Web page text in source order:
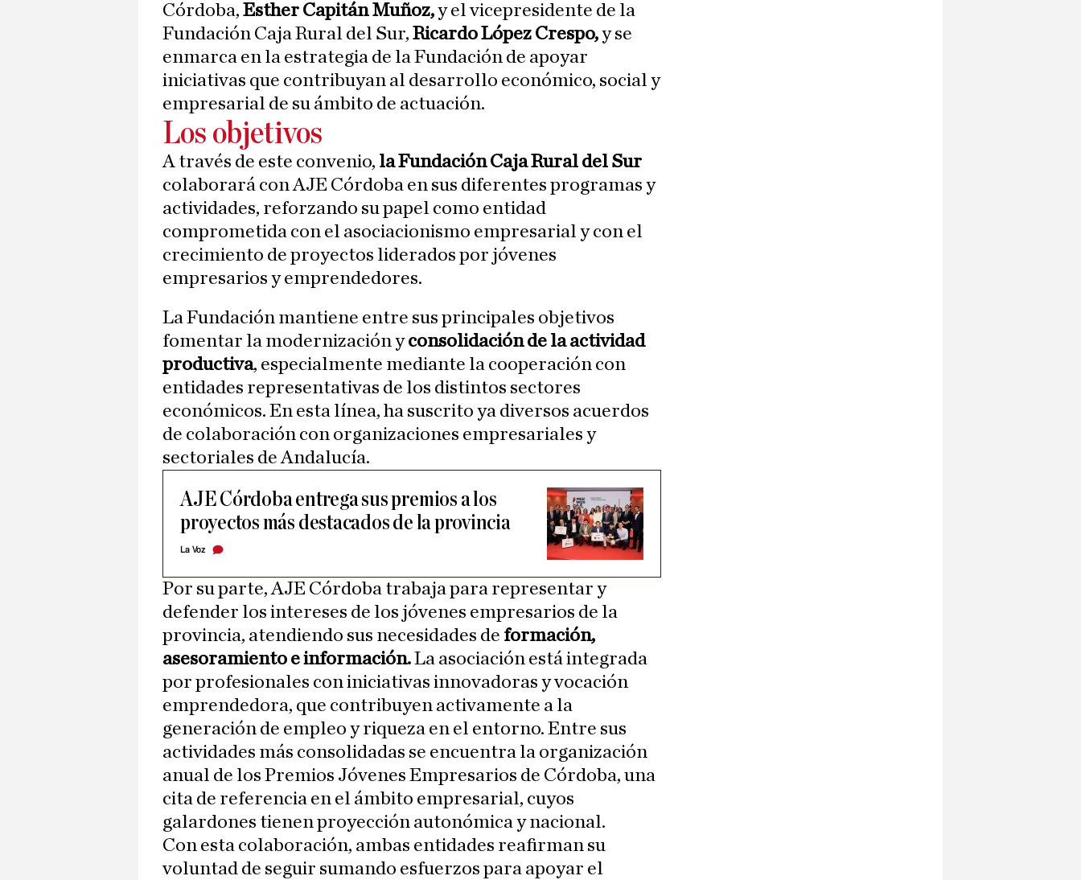
Córdoba, Esther Capitán Muñoz,y el vicepresidente de la
Fundación Caja Rural del Sur, Ricardo López Crespo,y se
enmarca en la estrategia de la Fundación de apoyar
iniciativas que contribuyan al desarrollo económico, social y
empresarial de su ámbito de actuación.
Los objetivos
A través de este convenio, la Fundación Caja Rural del Sur
colaborará con AJE Córdoba en sus diferentes programas y
actividades, reforzando su papel como entidad
comprometida con el asociacionismo empresarial y con el
crecimiento de proyectos liderados por jóvenes
empresarios y emprendedores.
La Fundación mantiene entre sus principales objetivos
fomentar la modernización yconsolidación de la actividad
productiva, especialmente mediante la cooperación con
entidades representativas de los distintos sectores
económicos. En esta línea, ha suscrito ya diversos acuerdos
de colaboración con organizaciones empresariales y
sectoriales de Andalucía.
AJE Córdoba entrega sus premios a los
proyectos más destacados de la provincia
La Voz
Por su parte, AJE Córdoba trabaja para representar y
defender los intereses de los jóvenes empresarios de la
provincia, atendiendo sus necesidades de formación,
asesoramiento e información.La asociación está integrada
por profesionales con iniciativas innovadoras y vocación
emprendedora, que contribuyen activamente a la
generación de empleo y riqueza en el entorno. Entre sus
actividades más consolidadas se encuentra la organización
anual de los Premios Jóvenes Empresarios de Córdoba, una
cita de referencia en el ámbito empresarial, cuyos
galardones tienen proyección autonómica y nacional.
Con esta colaboración, ambas entidades reafirman su
voluntad de seguir sumando esfuerzos para apoyar el